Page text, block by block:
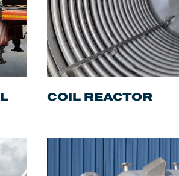
COIL REACTOR